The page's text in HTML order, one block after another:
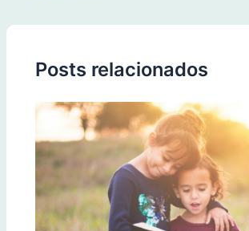
Posts relacionados